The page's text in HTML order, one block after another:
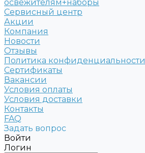
освежителям+наборы
Сервисный центр
Акции
Компания
Новости
Отзывы
Политика конфиденциальности
Сертификаты
Вакансии
Условия оплаты
Условия доставки
Контакты
FAQ
Задать вопрос
Войти
Логин